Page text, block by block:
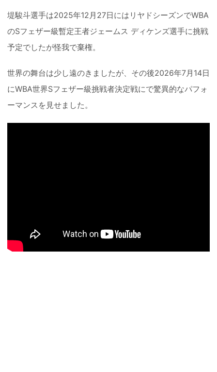
堤駿斗選手は2025年12月27日にはリヤドシーズンでWBA
のSフェザー級暫定王者ジェームス ディケンズ選手に挑戦
予定でしたが怪我で棄権。
世界の舞台は少し遠のきましたが、その後2026年7月14日
にWBA世界Sフェザー級挑戦者決定戦にで驚異的なパフォ
ーマンスを見せました。